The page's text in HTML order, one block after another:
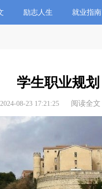
励志人生 就业指南
学生职业规划
08-23 17:21:25 阅读全文